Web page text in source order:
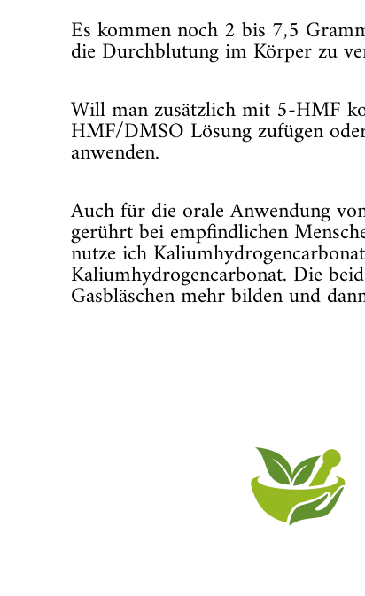
Es kommen noch 2 bis 7,5
die Durchblutung im Körper zu
Will man zusätzlich mit 5-HMF
HMF/DMSO Lösung zufügen
anwenden.
Auch für die orale Anwendung
gerührt bei empfindlichen
nutze ich
Kaliumhydrogencarbonat. Die
Gasbläschen mehr bilden und